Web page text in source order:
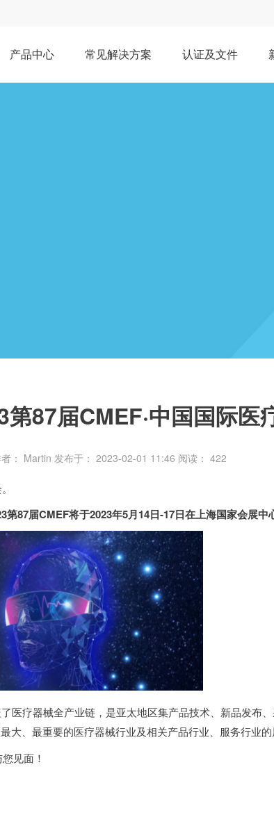
产品中心 常见解决方案 认证及文件
87届CMEF·中国国际医
： Martin 发布于： 2023-02-01 11:46 阅读： 422
第87届CMEF将于2023年5月14日-17日在上海国家会展中
医疗器械全产业链，是亚太地区集产品技术、新品发布
、最重要的医疗器械行业及相关产品行业、服务行业的
见面！